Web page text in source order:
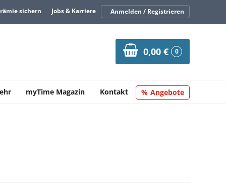
sichern Jobs & Karriere Anmelden / Registrieren
0,00 € 0
myTime Magazin Kontakt Angebote